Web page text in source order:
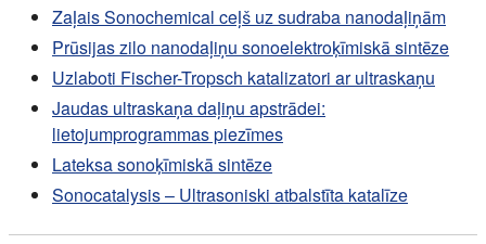
Zaļais Sonochemical ceļš uz sudraba nanodaļiņām
Prūsijas zilo nanodaļiņu sonoelektroķīmiskā sintēze
Uzlaboti Fischer-Tropsch katalizatori ar ultraskaņu
Jaudas ultraskaņa daļiņu apstrādei:
lietojumprogrammas piezīmes
Lateksa sonoķīmiskā sintēze
Sonocatalysis – Ultrasoniski atbalstīta katalīze